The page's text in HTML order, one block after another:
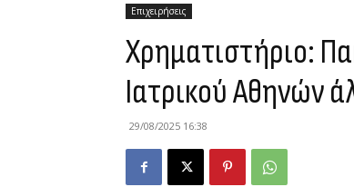
Επιχειρήσεις
Χρηματιστήριο:
Ιατρικού Αθηνών
29/08/2025 16:38